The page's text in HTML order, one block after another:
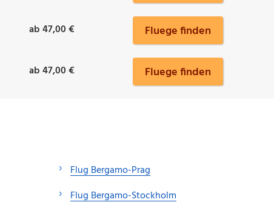
ab 47,00 € Fluege finden
ab 47,00 € Fluege finden
Flug Bergamo-Prag
Flug Bergamo-Stockholm